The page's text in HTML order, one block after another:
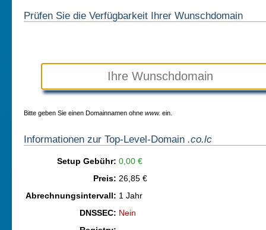
Prüfen Sie die Verfügbarkeit Ihrer Wunschdomain
Bitte geben Sie einen Domainnamen ohne www. ein.
Informationen zur Top-Level-Domain .co.lc
Setup Gebühr: 0,00 €
Preis: 26,85 €
Abrechnungsintervall: 1 Jahr
DNSSEC: Nein